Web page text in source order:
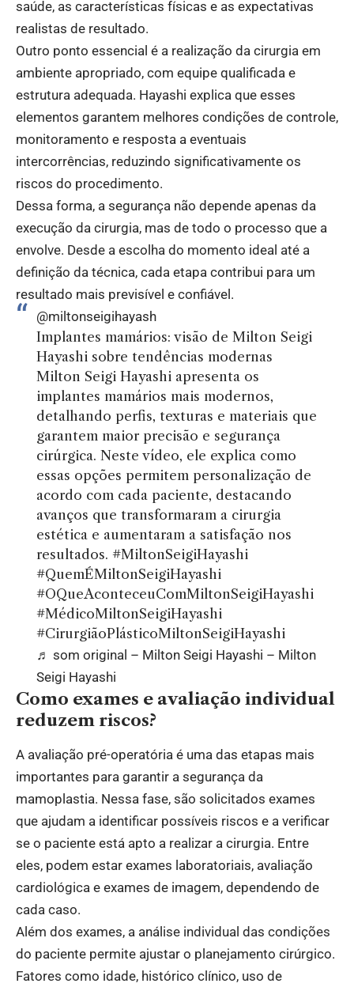
saúde, as características físicas e as expectativas
realistas de resultado.
Outro ponto essencial é a realização da cirurgia em
ambiente apropriado, com equipe qualificada e
estrutura adequada. Hayashi explica que esses
elementos garantem melhores condições de controle,
monitoramento e resposta a eventuais
intercorrências, reduzindo significativamente os
riscos do procedimento.
Dessa forma, a segurança não depende apenas da
execução da cirurgia, mas de todo o processo que a
envolve. Desde a escolha do momento ideal até a
definição da técnica, cada etapa contribui para um
resultado mais previsível e confiável.
@miltonseigihayash
Implantes mamários: visão de Milton Seigi
Hayashi sobre tendências modernas
Milton Seigi Hayashi apresenta os
implantes mamários mais modernos,
detalhando perfis, texturas e materiais que
garantem maior precisão e segurança
cirúrgica. Neste vídeo, ele explica como
essas opções permitem personalização de
acordo com cada paciente, destacando
avanços que transformaram a cirurgia
estética e aumentaram a satisfação nos
resultados. #MiltonSeigiHayashi
#QuemÉMiltonSeigiHayashi
#OQueAconteceuComMiltonSeigiHayashi
#MédicoMiltonSeigiHayashi
#CirurgiãoPlásticoMiltonSeigiHayashi
♬ som original – Milton Seigi Hayashi – Milton
Seigi Hayashi
Como exames e avaliação individual
reduzem riscos?
A avaliação pré-operatória é uma das etapas mais
importantes para garantir a segurança da
mamoplastia. Nessa fase, são solicitados exames
que ajudam a identificar possíveis riscos e a verificar
se o paciente está apto a realizar a cirurgia. Entre
eles, podem estar exames laboratoriais, avaliação
cardiológica e exames de imagem, dependendo de
cada caso.
Além dos exames, a análise individual das condições
do paciente permite ajustar o planejamento cirúrgico.
Fatores como idade, histórico clínico, uso de